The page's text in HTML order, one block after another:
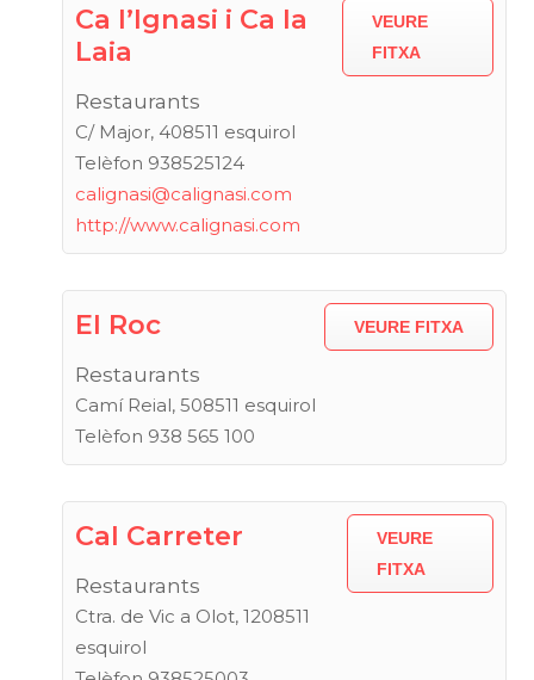
Ca l’Ignasi i Ca la
Laia
Restaurants
C/ Major, 408511 esquirol
Telèfon 938525124
calignasi@calignasi.com
http://www.calignasi.com
VEURE
FITXA
El Roc
Restaurants
Camí Reial, 508511 esquirol
Telèfon 938 565 100
VEURE FITXA
Cal Carreter
Restaurants
Ctra. de Vic a Olot, 1208511
esquirol
VEURE
FITXA